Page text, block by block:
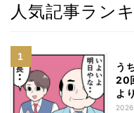
人気記事ラン
う
20
よ
熱